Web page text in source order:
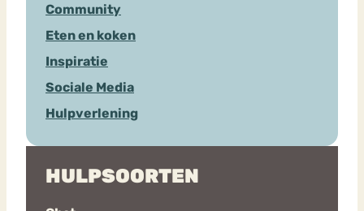
Community
Eten en koken
Inspiratie
Sociale Media
Hulpverlening
HULPSOORTEN